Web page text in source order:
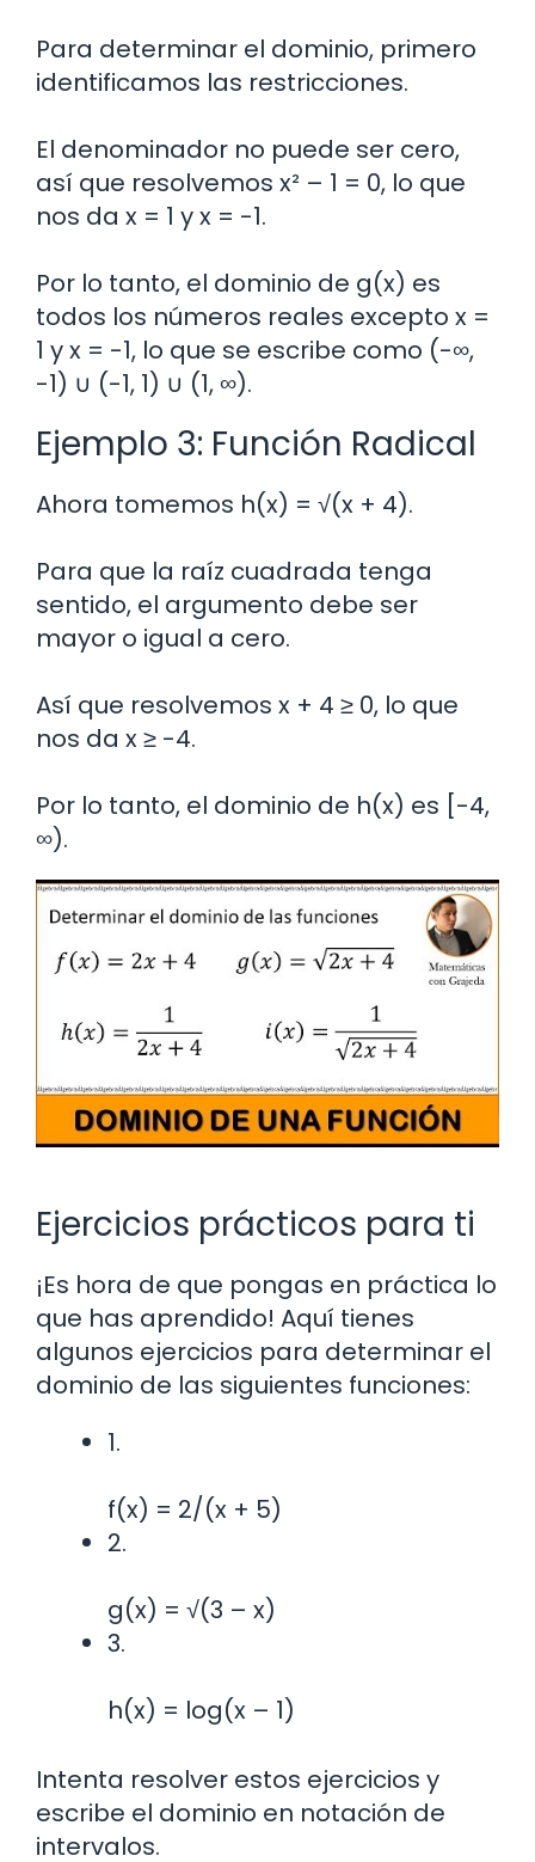
Para determinar el dominio, primero
identificamos las restricciones.
El denominador no puede ser cero,
así que resolvemos x² – 1 = 0, lo que
nos da x = 1 y x = -1.
Por lo tanto, el dominio de g(x) es
todos los números reales excepto x =
1 y x = -1, lo que se escribe como (-∞,
-1) ∪ (-1, 1) ∪ (1, ∞).
Ejemplo 3: Función Radical
Ahora tomemos h(x) = √(x + 4).
Para que la raíz cuadrada tenga
sentido, el argumento debe ser
mayor o igual a cero.
Así que resolvemos x + 4 ≥ 0, lo que
nos da x ≥ -4.
Por lo tanto, el dominio de h(x) es [-4,
∞).
Ejercicios prácticos para ti
¡Es hora de que pongas en práctica lo
que has aprendido! Aquí tienes
algunos ejercicios para determinar el
dominio de las siguientes funciones:
1.
f(x) = 2/(x + 5)
2.
g(x) = √(3 – x)
3.
h(x) = log(x – 1)
Intenta resolver estos ejercicios y
escribe el dominio en notación de
intervalos.